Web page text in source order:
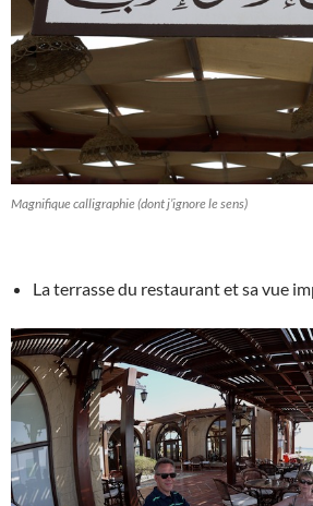
Magnifique calligraphie (dont j’ignore le sens)
La terrasse du restaurant et sa vue